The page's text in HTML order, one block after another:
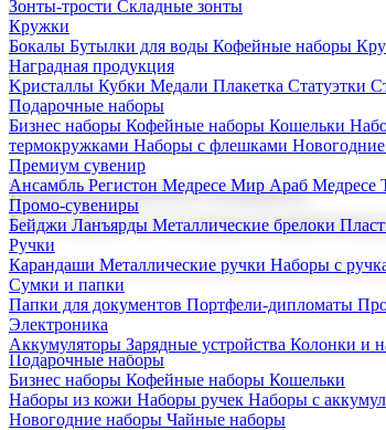
Зонты-трости Складные зонты
Кружки
Бокалы Бутылки для воды Кофейные наборы
Наградная продукция
Kристаллы Кубки Медали Плакетка Статуэтки
Подарочные наборы
Бизнес наборы Кофейные наборы Кошельки
термокружками Наборы с флешками
Премиум сувенир
Ансамбль Регистон Медресе Мир Араб Медресе
Промо-сувениры
Бейджи Ланъярды Металлические брелоки
Ручки
Карандаши Металлические ручки Наборы с
Сумки и папки
Папки для документов Портфели-дипломаты
Электроника
Аккумуляторы Зарядные устройства Колонки и
Корпоративные подарки
Поставка со склада и
Мы предлагаем широкий выбор корпоративных
Подарочные наборы
Бизнес наборы Кофейные наборы Кошельки
Наборы из кожи Наборы ручек Наборы с
Новогодние наборы Чайные наборы